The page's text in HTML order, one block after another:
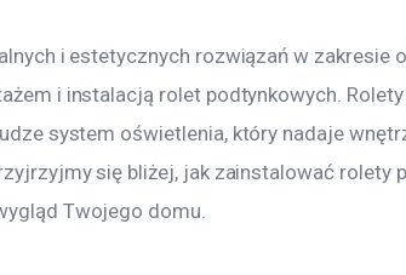
i estetycznych rozwiązań w zakresie
i instalacją rolet podtynkowych.
system oświetlenia, który nadaje
się bliżej, jak zainstalować rolety
Twojego domu.